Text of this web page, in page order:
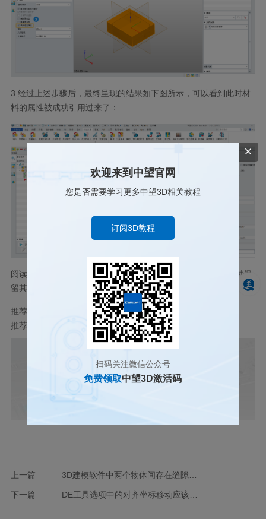
3.经过上述步骤后，最终呈现的结果如下图所示，可以看到此时材
料的属性被成功引用过来了：
阅读完以上的操作指南后，相信大家很快就能掌握在提取造型时保
留其原先属性的方法。快打开ZW3D2024自己动手练习一下吧！
推荐阅读：
3D建模软件
推荐阅读：
国产三维建模软件
上一篇 3D建模软件中两个物体间存在缝隙要怎样进行圆角填充？
下一篇 DE工具选项中的对齐坐标移动应该如何使用？
欢迎来到中望官网
您是否需要学习更多中望3D相关教程
订阅3D教程
扫码关注微信公众号
免费领取中望3D激活码